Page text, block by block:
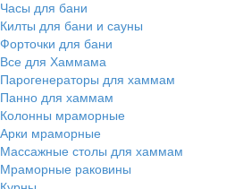
Часы для бани
Килты для бани и сауны
Форточки для бани
Все для Хаммама
Парогенераторы для хаммам
Панно для хаммам
Колонны мраморные
Арки мраморные
Массажные столы для хаммам
Мраморные раковины